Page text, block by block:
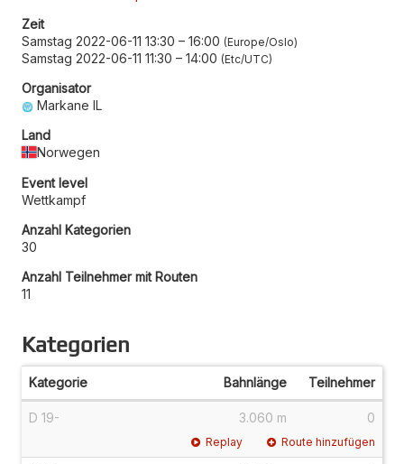
Zeit
Samstag 2022-06-11 13:30 – 16:00 Europe/Oslo
Samstag 2022-06-11 11:30 – 14:00 Etc/UTC
Organisator
Markane IL
Land
Norwegen
Event level
Wettkampf
Anzahl Kategorien
30
Anzahl Teilnehmer mit Routen
11
Kategorien
Kategorie Bahnlänge Teilnehmer
D 19- 3.060 m 0
Replay Route hinzufügen